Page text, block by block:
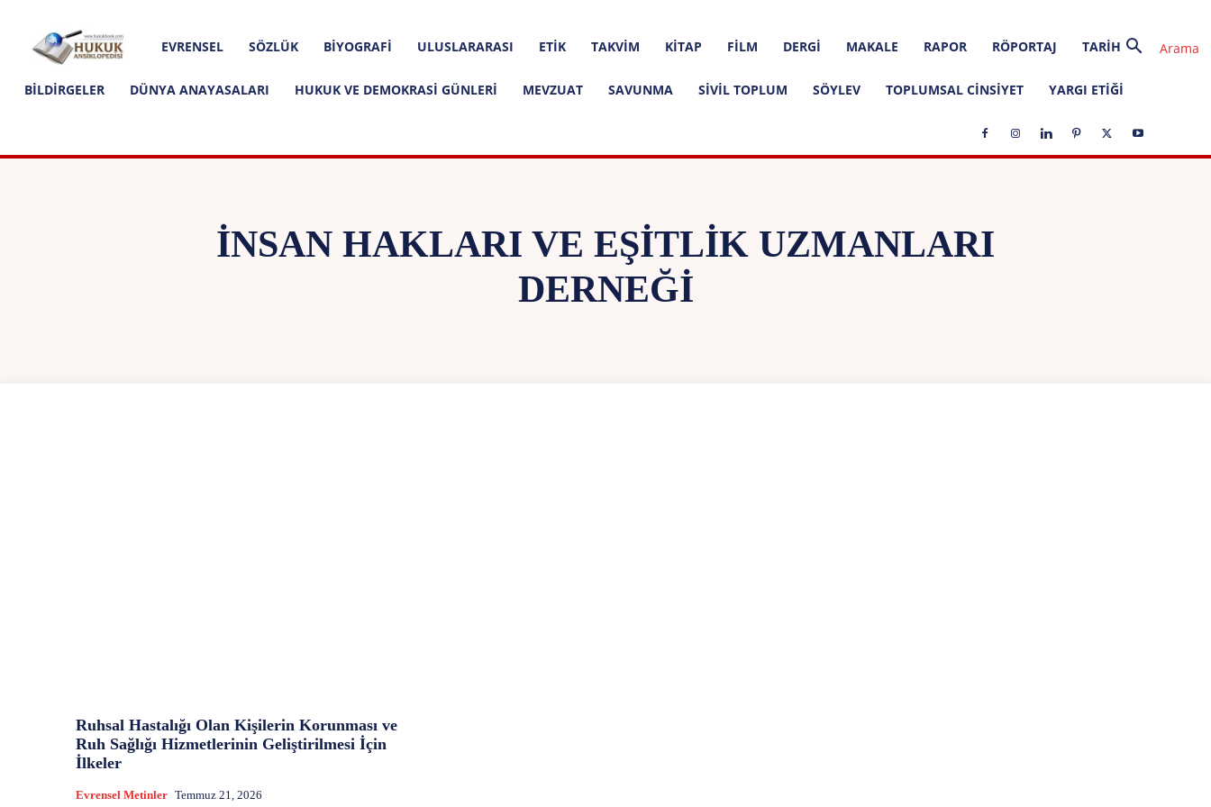
Hukuk
Ansiklopedisi
EVRENSEL SÖZLÜK BIYOGRAFI ULUSLARARASI ETIK TAKVIM KITAP FILM DERGI MAKALE RAPOR RÖPORTAJ TARIH
BILDIRGELER DÜNYA ANAYASALARI HUKUK VE DEMOKRASI GÜNLERI MEVZUAT SAVUNMA SIVIL TOPLUM SÖYLEV TOPLUMSAL CINSIYET YARGI ETIĞI
İNSAN HAKLARI VE EŞITLIK UZMANLARI
DERNEĞI
Ruhsal Hastalığı Olan Kişilerin Korunması ve
Ruh Sağlığı Hizmetlerinin Geliştirilmesi İçin
İlkeler
Evrensel Metinler Temmuz 21, 2026